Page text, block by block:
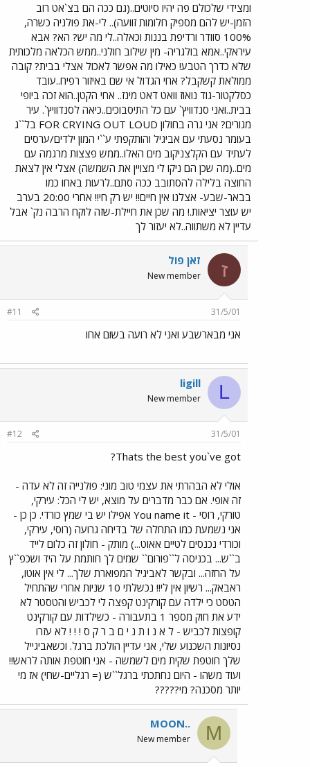
ומצידי שלכולם פה יהיו סיוטים..(גם ככה הם בצ`אט רוב
הזמן-יש להם מספיק חלומות זוועה).. לי-את פולניה כשרה,
100% סוודר ורדיפת בננות וכאלה..לי מה יש? הא? אבא
עיראקי..אמא בולגריה- מין שילוב חולני..ממש הכלאה מלכותית
שלא כדרך הטבע! כאילו מה אפשר לאכול אצלי בבית? קובה
ממולאת קשקבל? אחי הגדול אי שם באיזור רפיח..עובד
כסלקטור-גוד נואוז וואט דאט מינז.. אחי הקטן..הוא זכה ביופי
בבית..ואני סנדוויץ` עם כל התיסבוכים..כיאה לסנדוויץ`. עיר
מגורים? אני גרה בחולון FOR CRYING OUT LOUD בל``ג
בעומר נסעתי עם אביגיל והותקפתי ע``י המון ילדים/ערסים
לעתיד עם הקלצניקוב מים האלו..ממש פצצות מרגמה עם
מים..(מה שכן הם ניקו לי מצויין את השמשה) אצלי אין לצאת
החוצה בלילה להסתובב ככה סתם..לרעות באחו כמו
בבאר-שבע- אצלנו אין חיים!! יש רק חי!! אחרי 20:00 בערב
יש עוצר יציאות.! מה שכן את חיילת-שזה לוקח הרבה נק` אבל
עדיין לא משתווה..לא יעזור לך
ז זאן פול
New member
31/5/01
#11
אני מבארשבע ואני לא רועה בשום אחו
L
ligill
New member
31/5/01
#12
Thats the best you`ve got?
אולי לא הבהרתי את עצמי טוב מוני: פולנייה זה לא עדה -
זה אופי. אם כבר מדברים על מוצא, יש לי הכל: עירקי,
טורקי, רוסי - You name it אפילו יש בי שמץ כורדי. כן כן -
אני נשמעת כמו התחלה של בדיחה גרועה (רוסי, עירקי,
וכורדי נכנסים לטיים אאוט...) מותק - חולון זה כלום לייד
ב``ש... בכניסה ל``פורום`` שמים לך חותמת על היד ושכפ``ץ
על החזה... ובקשר לאביגיל המפוארת שלך... לי אין אוטו,
ראבאק... רשיון אין לי!! נכשלתי 10 שניות אחרי שהתחיל
הטסט כי ילדה עם קורקינט קפצה לי לכביש והטסטר לא
ידע את חוק מספר 1 בתעבורה - כשילדות עם קורקינט
קופצות לכביש - ל א נ ו ת נ י ם ב ר ק ס ! ! ! לא עזרו
נסיונות השכנוע שלי, אני עדיין הולכת ברגל. וכשאביגייל
שלך חוטפת שקית מים לשמשה - אני חוטפת אותה לראש!!
ועוד משהו - היום נחתכתי ברגל``ש (= רגליים-שחי) אז מי
יותר מסכנה? מי?????
M
MOON..
New member